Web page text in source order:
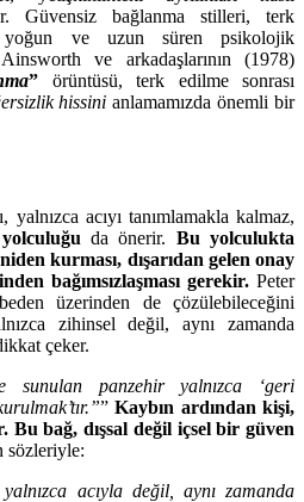
Güvensiz bağlanma stilleri, terk
yoğun ve uzun süren psikolojik
ve arkadaşlarının (1978)
” örüntüsü, terk edilme sonrası
hissini anlamamızda önemli bir
yalnızca acıyı tanımlamakla kalmaz,
da önerir. Bu yolculukta
kurması, dışarıdan gelen onay
bağımsızlaşması gerekir. Peter
üzerinden de çözülebileceğini
zihinsel değil, aynı zamanda
çeker.
sunulan panzehir yalnızca ‘geri
” Kaybın ardından kişi,
Bu bağ, dışsal değil içsel bir güven
sözleriyle:
yalnızca acıyla değil, aynı zamanda